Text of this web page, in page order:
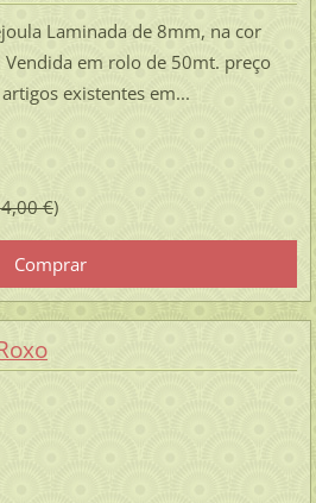
Laminada de 8mm, na cor
Vendida em rolo de 50mt. preço
existentes em...
€)